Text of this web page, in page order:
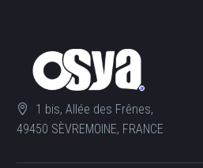
1 bis, Allée des Frênes,
49450 SÈVREMOINE, FRANCE